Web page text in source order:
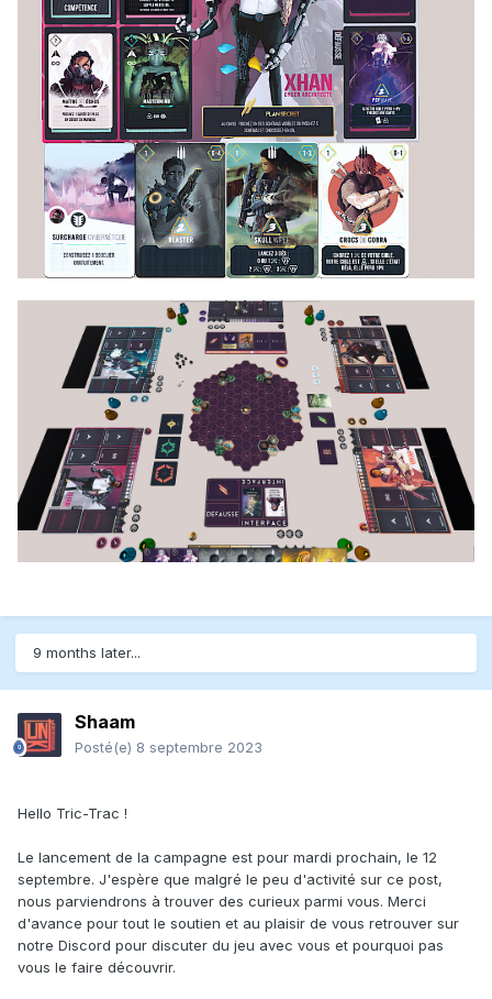
9 months later...
Shaam
Posté(e) 8 septembre 2023
Hello Tric-Trac !
Le lancement de la campagne est pour mardi prochain, le 12
septembre. J'espère que malgré le peu d'activité sur ce post,
nous parviendrons à trouver des curieux parmi vous. Merci
d'avance pour tout le soutien et au plaisir de vous retrouver sur
notre Discord pour discuter du jeu avec vous et pourquoi pas
vous le faire découvrir.